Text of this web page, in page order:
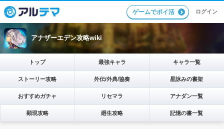
ゲームでポイ活 ログイン
アナザーエデン攻略wiki
トップ 最強キャラ キャラ一覧
ストーリー攻略 外伝/外典/協奏 星詠みの書架
おすすめガチャ リセマラ アナダン一覧
顕現攻略 廻生攻略 記憶の書一覧